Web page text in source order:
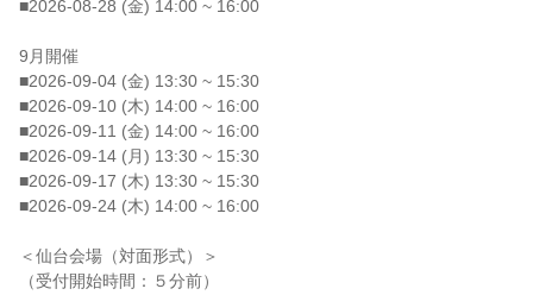
■2026-08-28 (金) 14:00 ~ 16:00
9月開催
■2026-09-04 (金) 13:30 ~ 15:30
■2026-09-10 (木) 14:00 ~ 16:00
■2026-09-11 (金) 14:00 ~ 16:00
■2026-09-14 (月) 13:30 ~ 15:30
■2026-09-17 (木) 13:30 ~ 15:30
■2026-09-24 (木) 14:00 ~ 16:00
＜仙台会場（対面形式）＞
（受付開始時間：５分前）